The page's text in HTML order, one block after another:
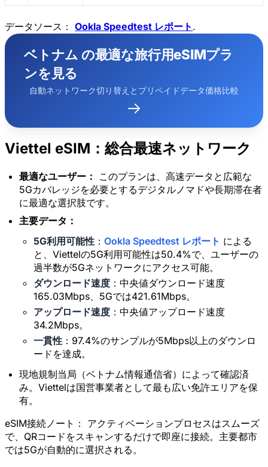
データソース： Ookla Speedtest レポート .
ベトナム の最適な旅行用eSIMプラ
ンを見る
自動ネットワーク切り替えとプリペイドデータ価格比較
Viettel eSIM：総合最速ネットワーク
最適なユーザー：
このプランは、高速データと広範な
5Gカバレッジを必要とするデジタルノマドや長期滞在者
に最適な選択肢です。
主要データ：
5G利用可能性 ： Ookla Speedtest レポート による
と、Viettelの5G利用可能性は50.4%で、ユーザーの
過半数が5Gネットワークにアクセス可能。
ダウンロード速度 ：中央値ダウンロード速度
165.03Mbps、5Gでは421.61Mbps。
アップロード速度 ：中央値アップロード速度
34.2Mbps。
一貫性 ：97.4%のサンプルが5Mbps以上のダウンロ
ードを達成。
現地規制当局（ベトナム情報通信省）によって確認済
み。Viettelは国営事業者として最も広い免許エリアを保
有。
eSIM接続ノート：
アクティベーションプロセスはスムーズ
で、QRコードをスキャンするだけで即座に接続。主要都市
では5Gが自動的に選択される。